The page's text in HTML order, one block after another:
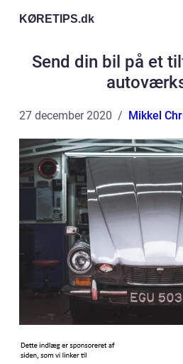
KØRETIPS.dk
Send din bil på et
27 december 2020 Mikkel